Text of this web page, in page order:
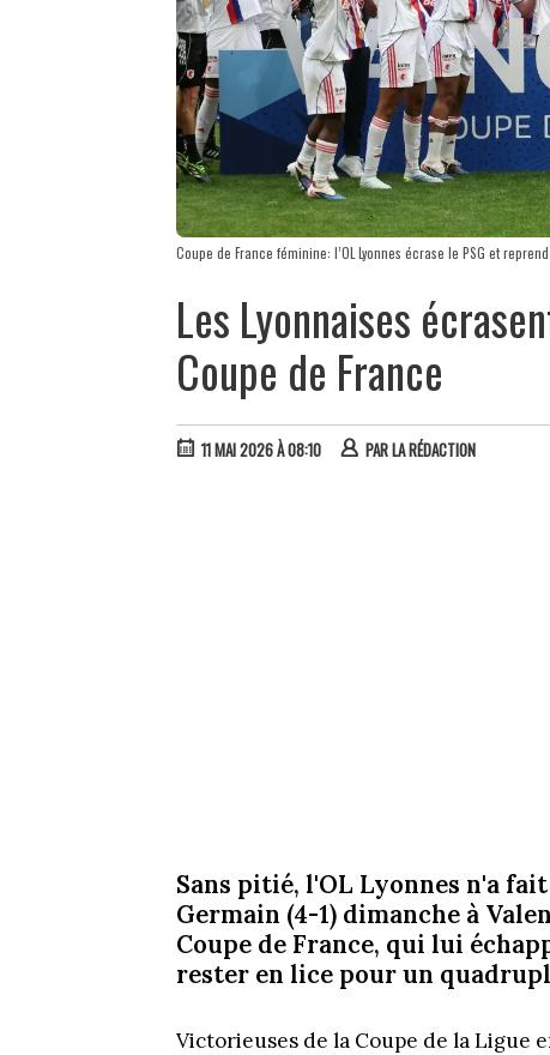
Coupe de France féminine: l’OL Lyonnes écrase le PSG et
Les Lyonnaises
Coupe de France
11 MAI 2026 À 08:10 PARLA RÉDACTION
Sans pitié, l'OL Lyonnes n'a
Germain (4-1) dimanche à
Coupe de France, qui lui
rester en lice pour un
Victorieuses de la Coupe de la Ligue